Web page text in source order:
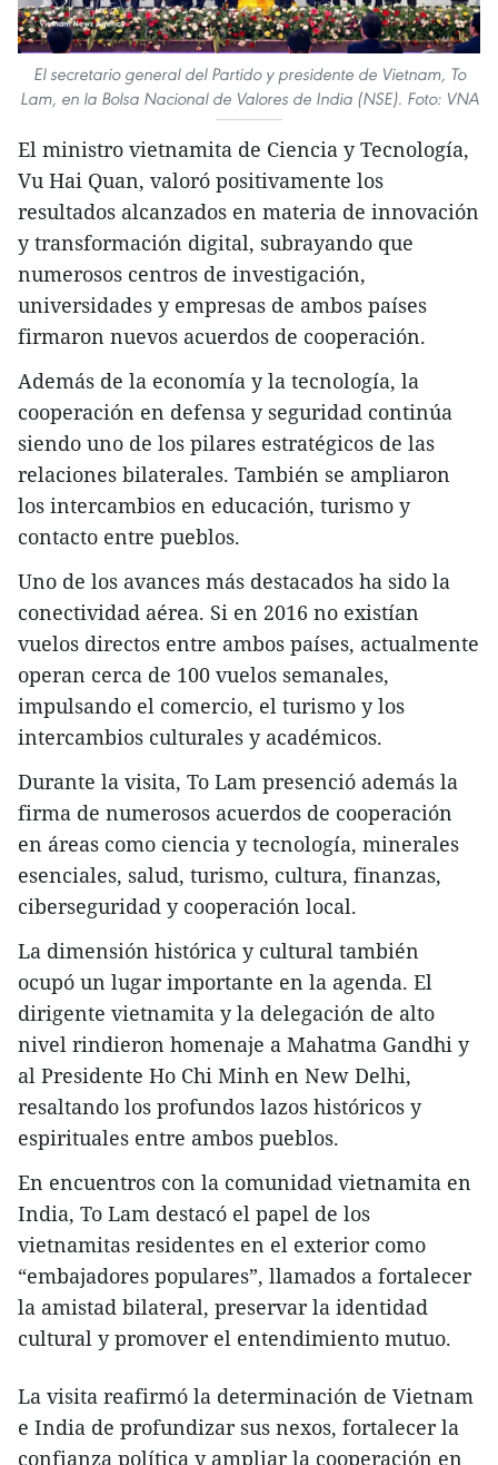
El secretario general del Partido y presidente de Vietnam, To
Lam, en la Bolsa Nacional de Valores de India (NSE). Foto: VNA
El ministro vietnamita de Ciencia y Tecnología,
Vu Hai Quan, valoró positivamente los
resultados alcanzados en materia de innovación
y transformación digital, subrayando que
numerosos centros de investigación,
universidades y empresas de ambos países
firmaron nuevos acuerdos de cooperación.
Además de la economía y la tecnología, la
cooperación en defensa y seguridad continúa
siendo uno de los pilares estratégicos de las
relaciones bilaterales. También se ampliaron
los intercambios en educación, turismo y
contacto entre pueblos.
Uno de los avances más destacados ha sido la
conectividad aérea. Si en 2016 no existían
vuelos directos entre ambos países, actualmente
operan cerca de 100 vuelos semanales,
impulsando el comercio, el turismo y los
intercambios culturales y académicos.
Durante la visita, To Lam presenció además la
firma de numerosos acuerdos de cooperación
en áreas como ciencia y tecnología, minerales
esenciales, salud, turismo, cultura, finanzas,
ciberseguridad y cooperación local.
La dimensión histórica y cultural también
ocupó un lugar importante en la agenda. El
dirigente vietnamita y la delegación de alto
nivel rindieron homenaje a Mahatma Gandhi y
al Presidente Ho Chi Minh en New Delhi,
resaltando los profundos lazos históricos y
espirituales entre ambos pueblos.
En encuentros con la comunidad vietnamita en
India, To Lam destacó el papel de los
vietnamitas residentes en el exterior como
“embajadores populares”, llamados a fortalecer
la amistad bilateral, preservar la identidad
cultural y promover el entendimiento mutuo.
La visita reafirmó la determinación de Vietnam
e India de profundizar sus nexos, fortalecer la
confianza política y ampliar la cooperación en